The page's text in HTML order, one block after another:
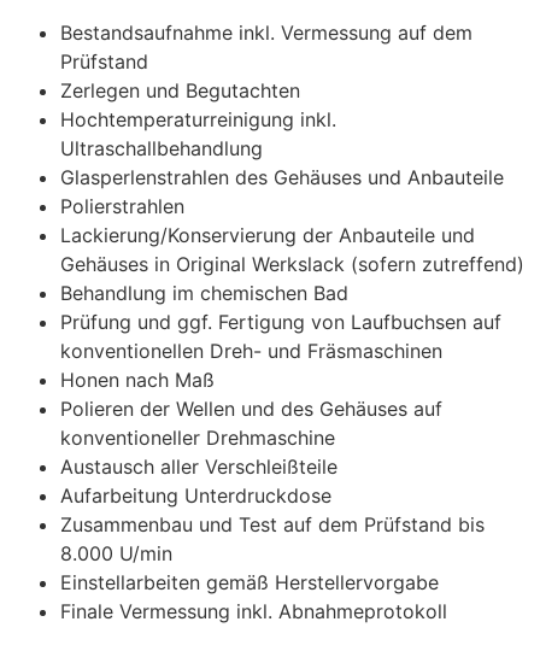
Bestandsaufnahme inkl. Vermessung auf dem
Prüfstand
Zerlegen und Begutachten
Hochtemperaturreinigung inkl.
Ultraschallbehandlung
Glasperlenstrahlen des Gehäuses und Anbauteile
Polierstrahlen
Lackierung/Konservierung der Anbauteile und
Gehäuses in Original Werkslack (sofern zutreffend)
Behandlung im chemischen Bad
Prüfung und ggf. Fertigung von Laufbuchsen auf
konventionellen Dreh- und Fräsmaschinen
Honen nach Maß
Polieren der Wellen und des Gehäuses auf
konventioneller Drehmaschine
Austausch aller Verschleißteile
Aufarbeitung Unterdruckdose
Zusammenbau und Test auf dem Prüfstand bis
8.000 U/min
Einstellarbeiten gemäß Herstellervorgabe
Finale Vermessung inkl. Abnahmeprotokoll